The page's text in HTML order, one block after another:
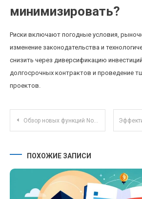
минимизировать?
Риски включают погодные условия,
изменение законодательства и
снизить через диверсификацию
долгосрочных контрактов и проведение
проектов.
Навигация по
Обзор новых функций Notion для командной совместной работы и управления проектами
ПОХОЖИЕ ЗАПИСИ